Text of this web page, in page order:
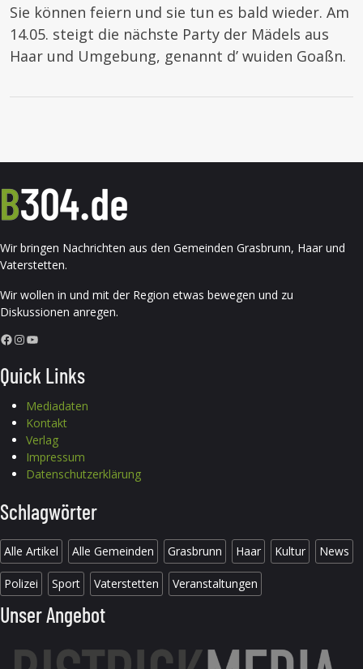
Sie können feiern und sie tun es bald wieder. Am
14.05. steigt die nächste Party der Mädels aus
Haar und Umgebung, genannt d’ wuiden Goaßn.
Wir bringen Nachrichten aus den Gemeinden Grasbrunn, Haar und
Vaterstetten.
Wir wollen in und mit der Region etwas bewegen und zu
Diskussionen anregen.
Facebook InstagramYouTube
Quick Links
Mediadaten
Kontakt
Verlag
Impressum
Datenschutzerklärung
Schlagwörter
Alle Artikel Alle Gemeinden Grasbrunn Haar Kultur News
Polizei Sport Vaterstetten Veranstaltungen
Unser Angebot